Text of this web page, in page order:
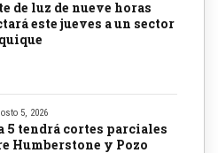
de luz de nueve horas
este jueves a un sector
5, 2026
5 tendrá cortes parciales
Humberstone y Pozo